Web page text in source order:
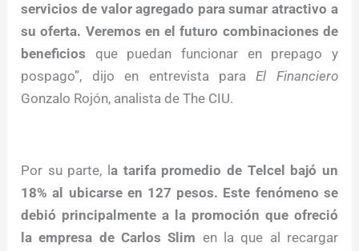
servicios de valor agregado para sumar atractivo a
su oferta. Veremos en el futuro combinaciones de
beneficios que puedan funcionar en prepago y
pospago”, dijo en entrevista paraEl Financiero
Gonzalo Rojón, analista de The CIU.
Por su parte, la tarifa promedio de Telcel bajó un
18% al ubicarse en 127 pesos. Este fenómeno se
debió principalmente a la promoción que ofreció
la empresa de Carlos Slim en la que al recargar